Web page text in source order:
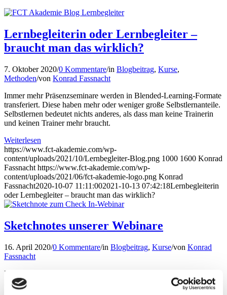
Lernbegleiterin oder Lernbegleiter –
braucht man das wirklich?
7. Oktober 2020/0 Kommentare/in Blogbeitrag, Kurse,
Methoden/von Konrad Fassnacht
Immer mehr Präsenzseminare werden in Blended-Learning-Formate
transferiert. Diese haben mehr oder weniger große Selbstlernanteile.
Selbstlernen bedeutet nichts anderes, als dass man keine Trainerin
und keinen Trainer mehr braucht.
Weiterlesen
https://www.fct-akademie.com/wp-
content/uploads/2021/10/Lernbegleiter-Blog.png 1000 1600 Konrad
Fassnacht https://www.fct-akademie.com/wp-
content/uploads/2021/06/fct-akademie-logo.png Konrad
Fassnacht2020-10-07 11:11:002021-10-13 07:42:18Lernbegleiterin
oder Lernbegleiter – braucht man das wirklich?
Sketchnotes unserer Webinare
16. April 2020/0 Kommentare/in Blogbeitrag, Kurse/von Konrad
Fassnacht
Live Online Trainer/in bzw. Webinartrainer/in – einige Inhalte in
Form von Sketchnotes